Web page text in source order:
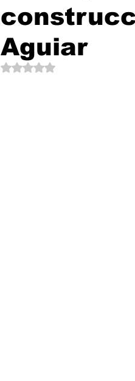
Aguiar
Obtuvo NaN de 5 estrellas.